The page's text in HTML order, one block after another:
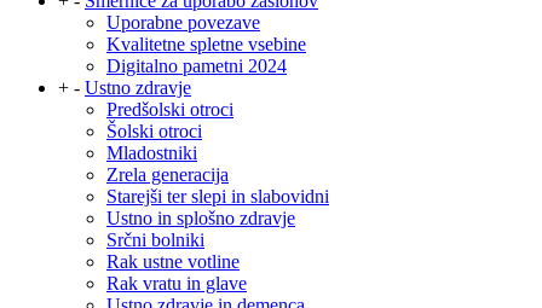
Uporabne povezave
Kvalitetne spletne vsebine
Digitalno pametni 2024
+ - Ustno zdravje
Predšolski otroci
Šolski otroci
Mladostniki
Zrela generacija
Starejši ter slepi in slabovidni
Ustno in splošno zdravje
Srčni bolniki
Rak ustne votline
Rak vratu in glave